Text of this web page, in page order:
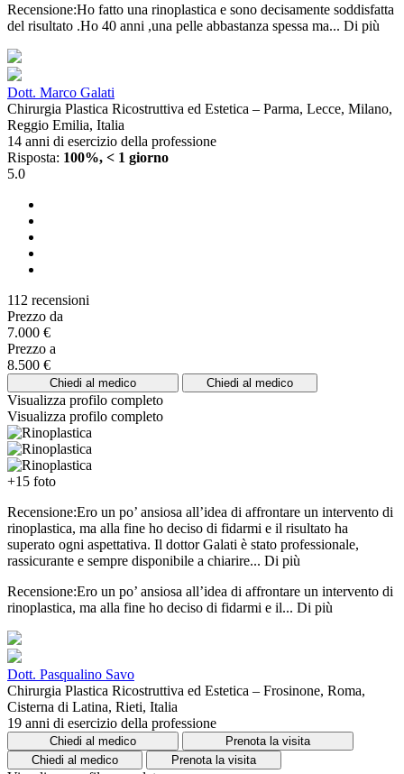
Recensione:Ho fatto una rinoplastica e sono decisamente soddisfatta
del risultato .Ho 40 anni ,una pelle abbastanza spessa ma... Di più
Dott. Marco Galati
Chirurgia Plastica Ricostruttiva ed Estetica – Parma, Lecce, Milano,
Reggio Emilia, Italia
14 anni di esercizio della professione
Risposta: 100%, < 1 giorno
5.0
112 recensioni
Prezzo da
7.000 €
Prezzo a
8.500 €
Chiedi al medico Chiedi al medico
Visualizza profilo completo
Visualizza profilo completo
+15 foto
Recensione:Ero un po’ ansiosa all’idea di affrontare un intervento di
rinoplastica, ma alla fine ho deciso di fidarmi e il risultato ha
superato ogni aspettativa. Il dottor Galati è stato professionale,
rassicurante e sempre disponibile a chiarire... Di più
Recensione:Ero un po’ ansiosa all’idea di affrontare un intervento di
rinoplastica, ma alla fine ho deciso di fidarmi e il... Di più
Dott. Pasqualino Savo
Chirurgia Plastica Ricostruttiva ed Estetica – Frosinone, Roma,
Cisterna di Latina, Rieti, Italia
19 anni di esercizio della professione
Chiedi al medico
Prenota la visita
Chiedi al medico
Prenota la visita